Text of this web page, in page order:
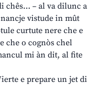
chês… – al va dilunc a
vistude in mût
curtute nere che e
che o cognòs chel
mi àn dit, al fite
e prepare un jet di